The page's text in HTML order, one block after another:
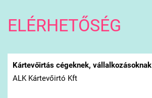
ELÉRHETŐSÉG
Kártevőirtás cégeknek, vállalkozásoknak
ALK Kártevőirtó Kft